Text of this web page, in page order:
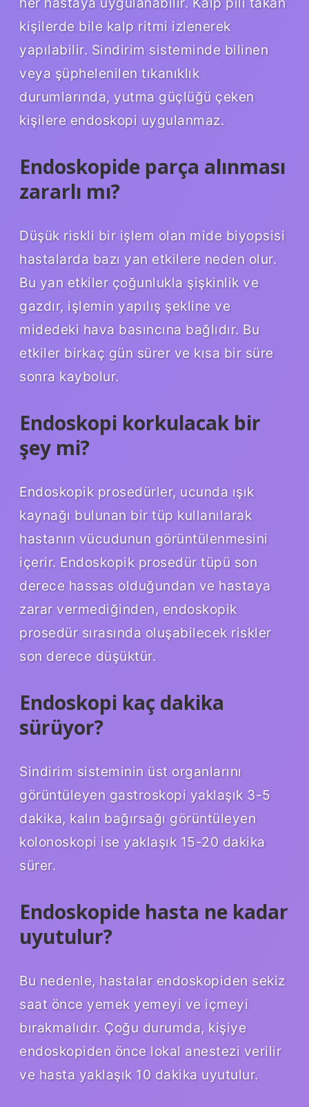
kişilerde bile kalp ritmi izlenerek
yapılabilir. Sindirim sisteminde bilinen
veya şüphelenilen tıkanıklık
durumlarında, yutma güçlüğü çeken
kişilere endoskopi uygulanmaz.
Endoskopide parça alınması
zararlı mı?
Düşük riskli bir işlem olan mide biyopsisi
hastalarda bazı yan etkilere neden olur.
Bu yan etkiler çoğunlukla şişkinlik ve
gazdır, işlemin yapılış şekline ve
midedeki hava basıncına bağlıdır. Bu
etkiler birkaç gün sürer ve kısa bir süre
sonra kaybolur.
Endoskopi korkulacak bir
şey mi?
Endoskopik prosedürler, ucunda ışık
kaynağı bulunan bir tüp kullanılarak
hastanın vücudunun görüntülenmesini
içerir. Endoskopik prosedür tüpü son
derece hassas olduğundan ve hastaya
zarar vermediğinden, endoskopik
prosedür sırasında oluşabilecek riskler
son derece düşüktür.
Endoskopi kaç dakika
sürüyor?
Sindirim sisteminin üst organlarını
görüntüleyen gastroskopi yaklaşık 3-5
dakika, kalın bağırsağı görüntüleyen
kolonoskopi ise yaklaşık 15-20 dakika
sürer.
Endoskopide hasta ne kadar
uyutulur?
Bu nedenle, hastalar endoskopiden sekiz
saat önce yemek yemeyi ve içmeyi
bırakmalıdır. Çoğu durumda, kişiye
endoskopiden önce lokal anestezi verilir
ve hasta yaklaşık 10 dakika uyutulur.